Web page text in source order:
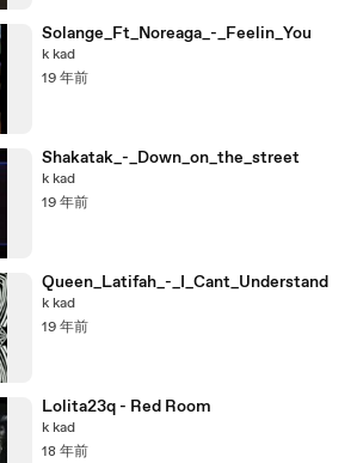
Solange_Ft_Noreaga_-_Feelin_You
k kad
19 年前
Shakatak_-_Down_on_the_street
k kad
19 年前
Queen_Latifah_-_I_Cant_Understand
k kad
19 年前
Lolita23q - Red Room
k kad
18 年前